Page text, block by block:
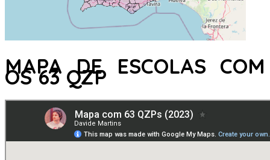
MAPA DE ESCOLAS COM
OS 63 QZP